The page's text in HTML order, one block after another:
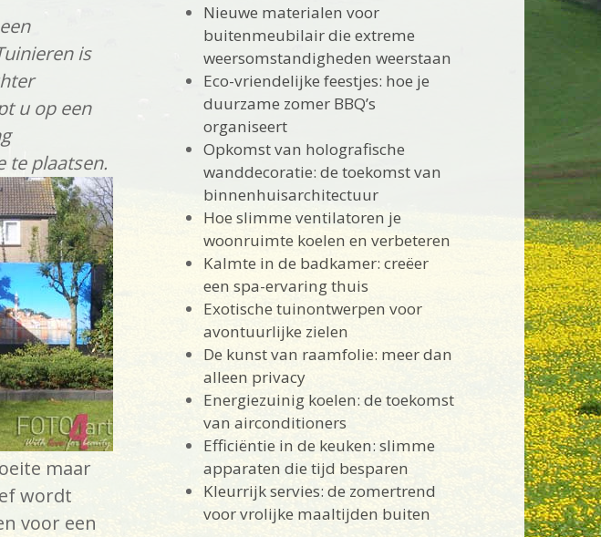
is
u op een
te plaatsen.
maar
wordt
voor een
Nieuwe materialen voor
buitenmeubilair die extreme
weersomstandigheden weerstaan
Eco-vriendelijke feestjes: hoe je
duurzame zomer BBQ’s
organiseert
Opkomst van holografische
wanddecoratie: de toekomst van
binnenhuisarchitectuur
Hoe slimme ventilatoren je
woonruimte koelen en verbeteren
Kalmte in de badkamer: creëer
een spa-ervaring thuis
Exotische tuinontwerpen voor
avontuurlijke zielen
De kunst van raamfolie: meer dan
alleen privacy
Energiezuinig koelen: de toekomst
van airconditioners
Efficiëntie in de keuken: slimme
apparaten die tijd besparen
Kleurrijk servies: de zomertrend
voor vrolijke maaltijden buiten